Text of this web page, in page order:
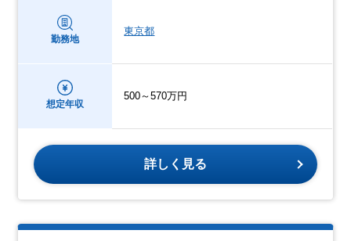
勤務地
東京都
想定年収
500～570万円
詳しく見る